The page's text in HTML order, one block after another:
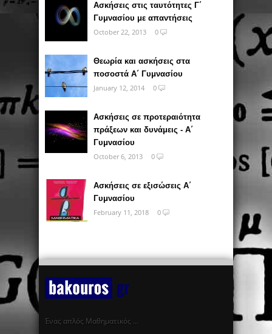
Ασκήσεις στις ταυτότητες Γ΄
Γυμνασίου με απαντήσεις
October 22, 2013
0
Θεωρία και ασκήσεις στα
ποσοστά Α΄ Γυμνασίου
January 12, 2014
0
Ασκήσεις σε προτεραιότητα
πράξεων και δυνάμεις - Α΄
Γυμνασίου
October 6, 2013
0
Ασκήσεις σε εξισώσεις Α΄
Γυμνασίου
February 11, 2018
0
Ένας απλός Μαθηματικός …